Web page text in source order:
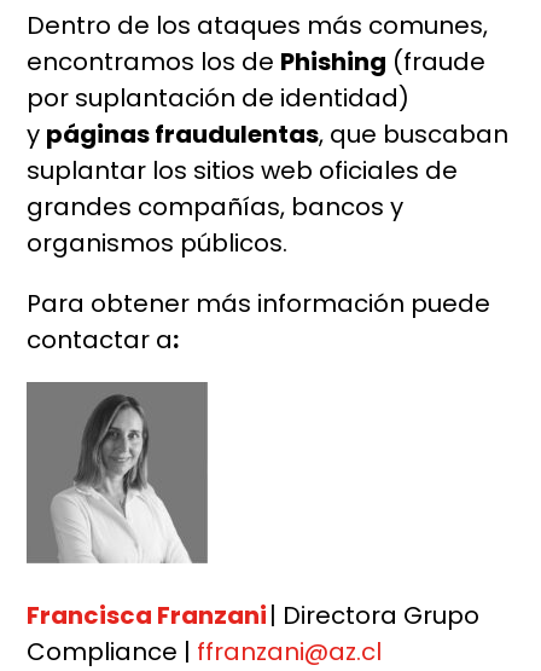
Dentro de los ataques más comunes,
encontramos los de Phishing (fraude
por suplantación de identidad)
y páginas fraudulentas, que buscaban
suplantar los sitios web oficiales de
grandes compañías, bancos y
organismos públicos.
Para obtener más información puede
contactar a:
Francisca Franzani| Directora Grupo
Compliance | ffranzani@az.cl